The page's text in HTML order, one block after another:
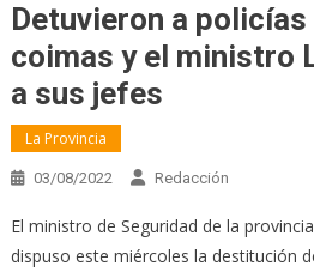
Detuvieron a
coimas y el ministro
a sus jefes
La Provincia
03/08/2022 Redacción
El ministro de Seguridad de la
dispuso este miércoles la destitución